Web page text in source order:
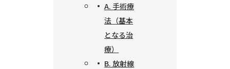
A. 手術療
法（基本
となる治
療）
B. 放射線